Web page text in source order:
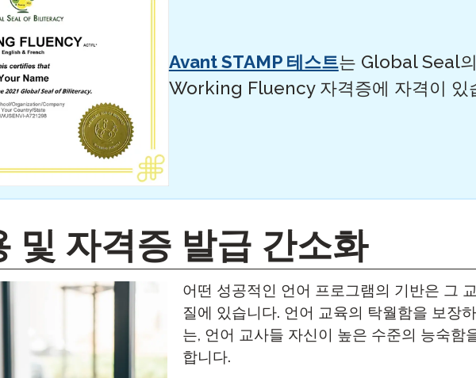
Avant STAMP 테스트는 Global Seal
Working Fluency 자격증에 자격이 있
및 자격증 발급 간소화
어떤 성공적인 언어 프로그램의 기반은 그
질에 있습니다. 언어 교육의 탁월함을 보장
는, 언어 교사들 자신이 높은 수준의 능숙함
합니다.